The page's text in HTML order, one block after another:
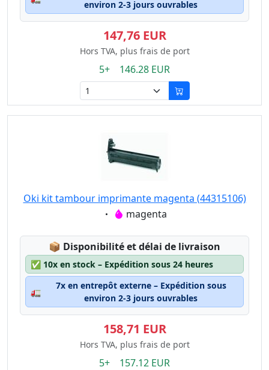
environ 2-3 jours ouvrables
147,76 EUR
Hors TVA, plus frais de port
5+ 146.28 EUR
Oki kit tambour imprimante magenta (44315106)
Eigenschaft:
magenta
📦 Lagerstatus:
Disponibilité et délai de livraison
✅ 10x en stock – Expédition sous 24 heures
🚛
7x en entrepôt externe – Expédition sous
environ 2-3 jours ouvrables
158,71 EUR
Hors TVA, plus frais de port
5+ 157.12 EUR